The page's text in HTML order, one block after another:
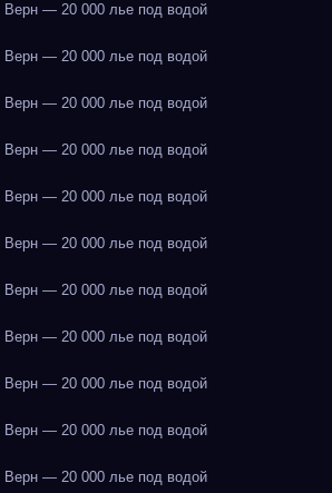
— 20 000 лье под водой
— 20 000 лье под водой
— 20 000 лье под водой
— 20 000 лье под водой
— 20 000 лье под водой
— 20 000 лье под водой
— 20 000 лье под водой
— 20 000 лье под водой
— 20 000 лье под водой
— 20 000 лье под водой
— 20 000 лье под водой